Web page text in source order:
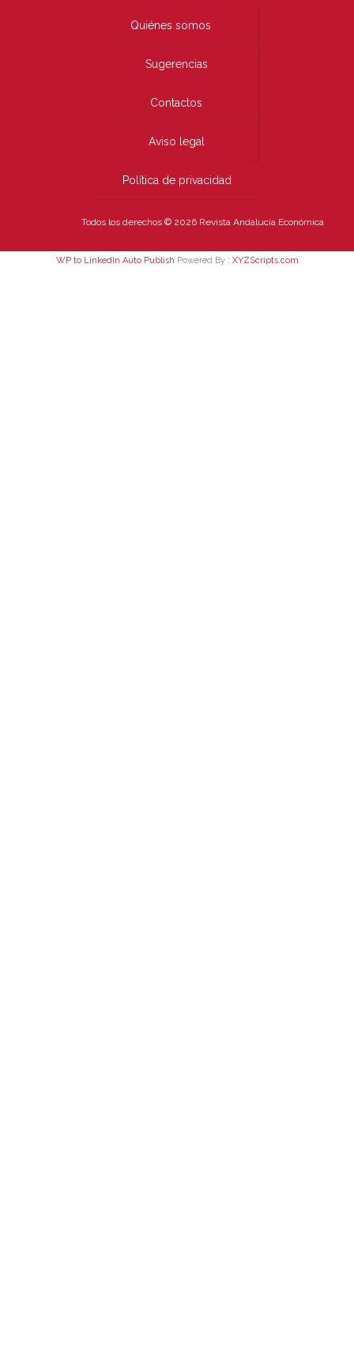
Quiénes somos
Sugerencias
Contactos
Aviso legal
Política de privacidad
Todos los derechos © 2026 Revista Andalucía Económica
WP to LinkedIn Auto Publish Powered By : XYZScripts.com